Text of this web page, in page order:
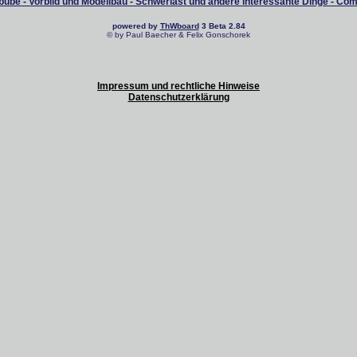
powered by ThWboard3 Beta 2.84
© by Paul Baecher & Felix Gonschorek
Impressum und rechtliche Hinweise
Datenschutzerklärung